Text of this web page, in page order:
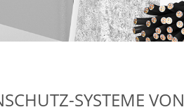
SYSTEME VON